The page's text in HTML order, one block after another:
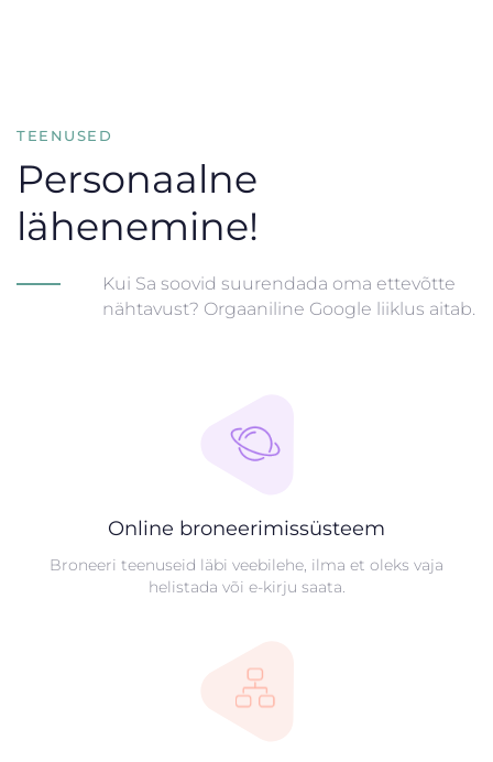
TEENUSED
Personaalne
lähenemine!
Kui Sa soovid suurendada oma ettevõtte
nähtavust? Orgaaniline Google liiklus aitab.
Online broneerimissüsteem
Broneeri teenuseid läbi veebilehe, ilma et oleks vaja
helistada või e-kirju saata.